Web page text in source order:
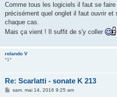
Comme tous les logiciels il faut se
précisément quel onglet il faut ouvrir et
chaque cas.
Mais ça vient ! Il suffit de s'y coller
rolando V
*1*
Re: Scarlatti - sonate K 213
Msam. mai 14, 2016 9:25 am